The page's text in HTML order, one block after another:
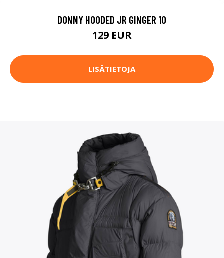
DONNY HOODED JR GINGER 10
129 EUR
LISÄTIETOJA